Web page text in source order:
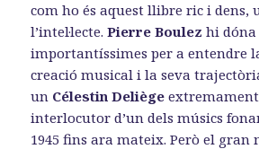
com ho és aquest llibre ric i dens,
l’intel·lecte.Pierre Boulez hi dóna
importantíssimes per a entendre
creació musical i la seva
un Célestin Deliège
interlocutor d’un dels músics
1945 fins ara mateix. Però el gran